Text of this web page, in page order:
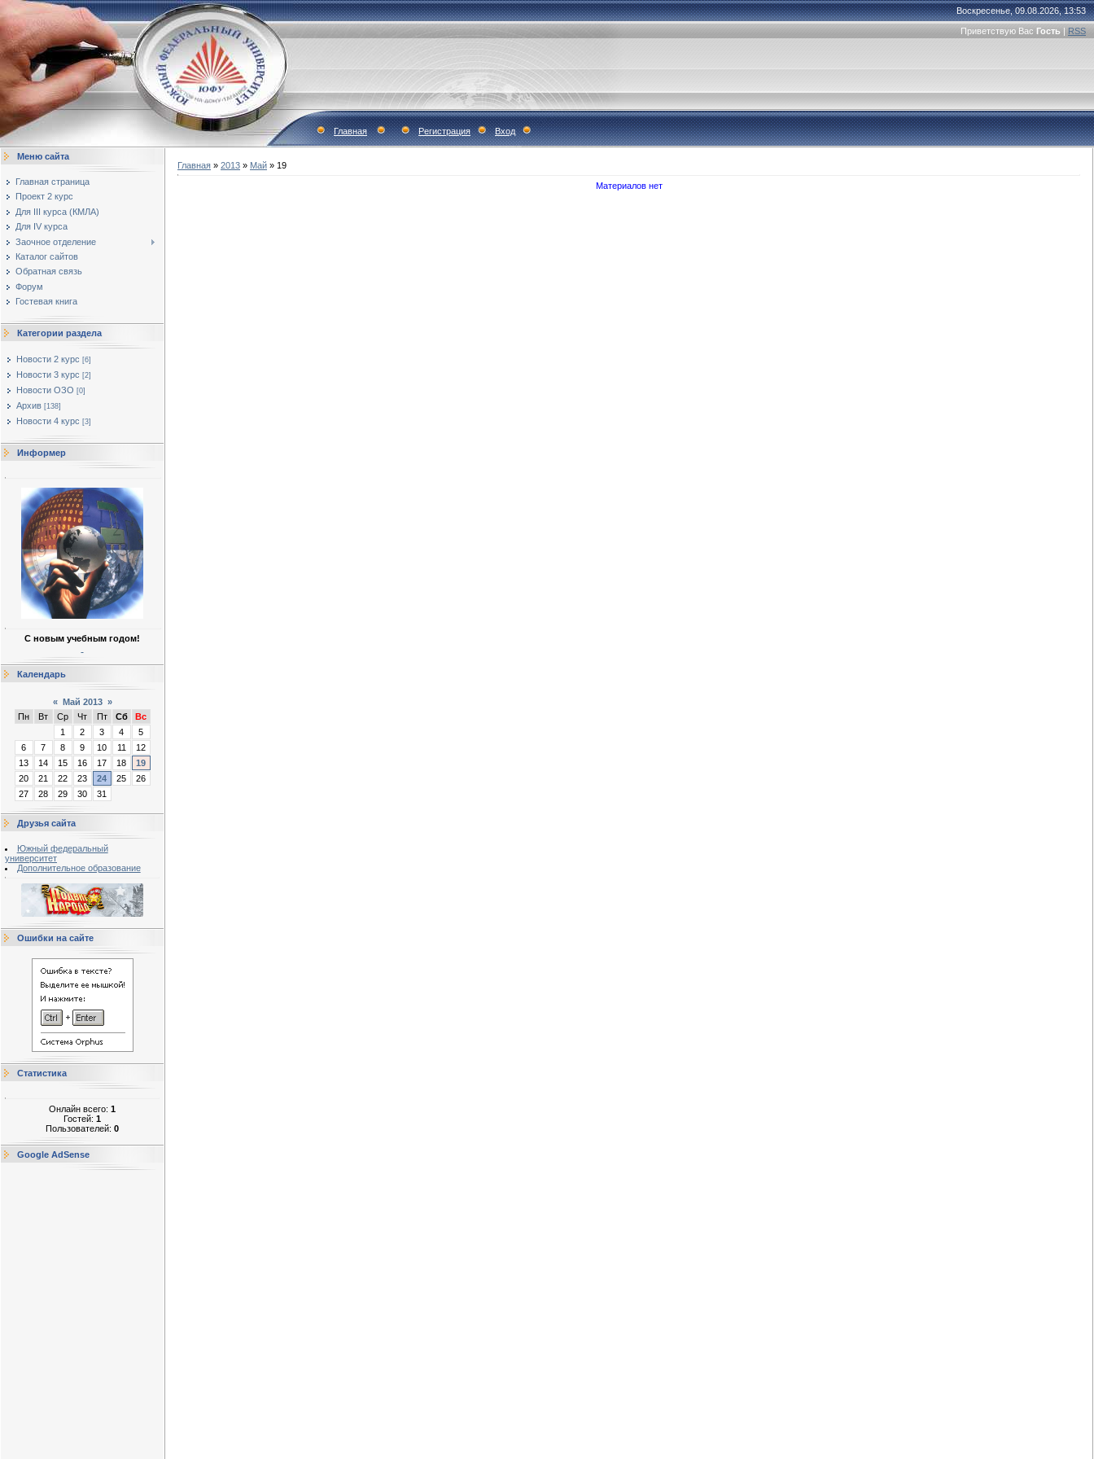
Воскресенье, 09.08.2026, 13:53
Приветствую Вас Гость | RSS
Главная Регистрация Вход
Меню сайта
Главная страница
Проект 2 курс
Для III курса (КМЛА)
Для IV курса
Заочное отделение
Каталог сайтов
Обратная связь
Форум
Гостевая книга
Категории раздела
Новости 2 курс [6]
Новости 3 курс [2]
Новости ОЗО [0]
Архив [138]
Новости 4 курс [3]
Информер
С новым учебным годом!
Календарь
« Май 2013 »
Пн
Вт Ср Чт Пт Сб
Вс
1
2 3 4
5
6
7 8 9 10 11
12
13
14 15 16 17 18
19
20
21 22 23 24 25
26
27
28 29 30 31
Друзья сайта
Южный федеральный
университет
Дополнительное образование
Ошибки на сайте
Статистика
Онлайн всего: 1
Гостей: 1
Пользователей: 0
Google AdSense
Главная » 2013 » Май » 19
Материалов нет